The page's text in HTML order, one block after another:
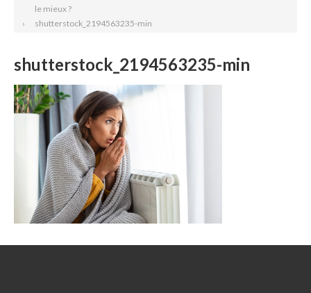
le mieux ?
shutterstock_2194563235-min
shutterstock_2194563235-min